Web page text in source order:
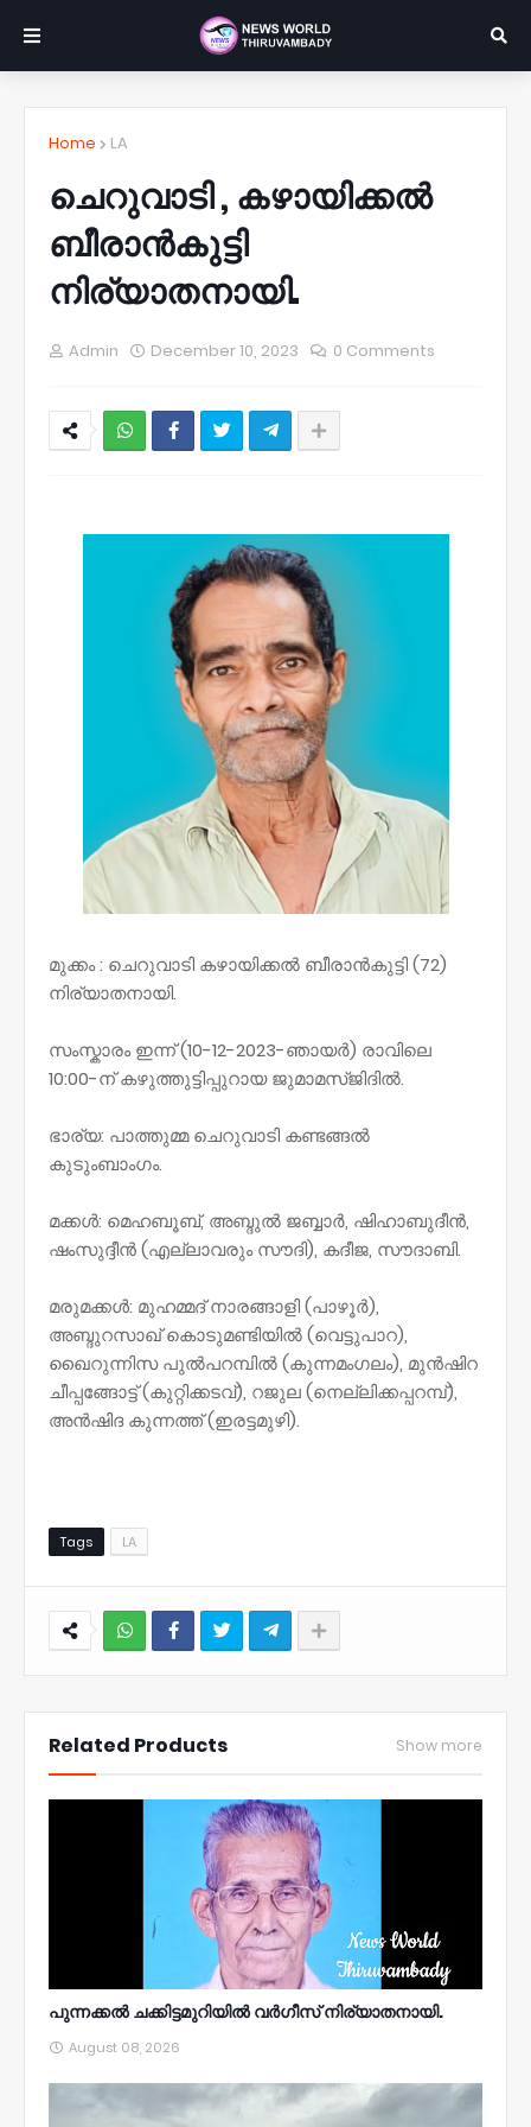
Home LA
ചെറുവാടി , കഴായിക്കൽ
ബീരാൻകുട്ടി
നിര്യാതനായി.
Admin December 10, 2023 0 Comments
മുക്കം : ചെറുവാടി കഴായിക്കൽ ബീരാൻകുട്ടി (72)
നിര്യാതനായി.
സംസ്കാരം ഇന്ന് (10-12-2023-ഞായർ) രാവിലെ
10:00-ന് കഴുത്തുട്ടിപ്പുറായ ജുമാമസ്ജിദിൽ.
ഭാര്യ: പാത്തുമ്മ ചെറുവാടി കണ്ടങ്ങൽ
കുടുംബാംഗം.
മക്കൾ: മെഹബൂബ്, അബ്ദുൽ ജബ്ബാർ, ഷിഹാബുദീൻ,
ഷംസുദ്ദീൻ (എല്ലാവരും സൗദി), കദീജ, സൗദാബി.
മരുമക്കൾ: മുഹമ്മദ് നാരങ്ങാളി (പാഴൂർ),
അബ്ദുറസാഖ് കൊടുമണ്ടിയിൽ (വെട്ടുപാറ),
ഖൈറുന്നിസ പുൽപറമ്പിൽ (കുന്നമംഗലം), മുൻഷിറ
ചീപ്പങ്ങോട്ട് (കുറ്റിക്കടവ്), റജുല (നെല്ലിക്കപ്പറമ്പ്),
അൻഷിദ കുന്നത്ത് (ഇരട്ടമുഴി).
Tags LA
Related Products Show more
പുന്നക്കൽ ചക്കിട്ടമുറിയിൽ വർഗീസ് നിര്യാതനായി.
August 08, 2026